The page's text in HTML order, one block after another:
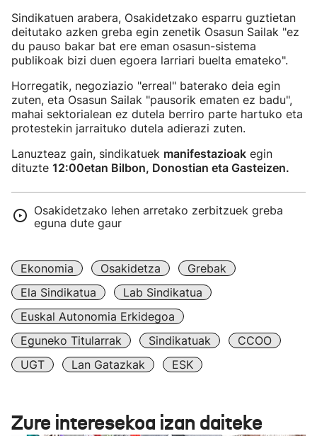
Sindikatuen arabera, Osakidetzako esparru guztietan
deitutako azken greba egin zenetik Osasun Sailak "ez
du pauso bakar bat ere eman osasun-sistema
publikoak bizi duen egoera larriari buelta emateko".
Horregatik, negoziazio "erreal" baterako deia egin
zuten, eta Osasun Sailak "pausorik ematen ez badu",
mahai sektorialean ez dutela berriro parte hartuko eta
protestekin jarraituko dutela adierazi zuten.
Lanuzteaz gain, sindikatuek manifestazioak egin
dituzte 12:00etan Bilbon, Donostian eta Gasteizen.
Osakidetzako lehen arretako zerbitzuek greba
eguna dute gaur
Ekonomia Osakidetza
Grebak
Ela Sindikatua
Lab Sindikatua
Euskal Autonomia Erkidegoa
Eguneko Titularrak
Sindikatuak
CCOO
UGT
Lan Gatazkak ESK
Zure interesekoa izan daiteke